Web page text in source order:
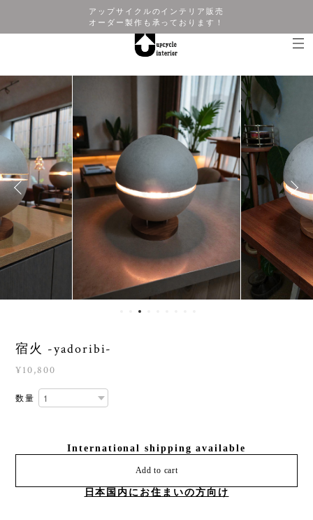
アップサイクルのインテリア販売
オーダー製作も承っております！
宿火 -yadoribi-
¥10,800
数量
International shipping available
Add to cart
日本国内にお住まいの方向け